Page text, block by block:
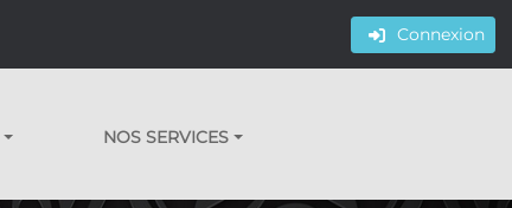
Connexion
NOS SERVICES